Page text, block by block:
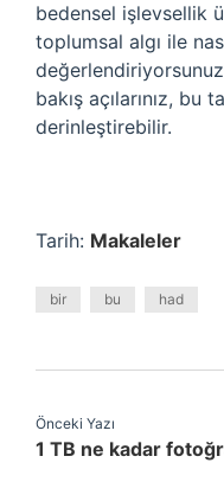
bedensel işlevsellik
toplumsal algı ile
bakış açılarınız, bu
derinleştirebilir.
Tarih: Makaleler
bir bu had
Önceki Yazı
1 TB ne kadar